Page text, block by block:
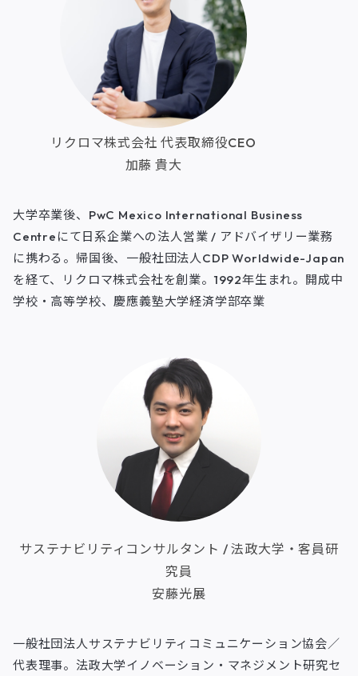
リクロマ株式会社 代表取締役CEO
加藤 貴大
大学卒業後、PwC Mexico International Business
Centreにて日系企業への法人営業 / アドバイザリー業務
に携わる。帰国後、一般社団法人CDP Worldwide-Japan
を経て、リクロマ株式会社を創業。1992年生まれ。開成中
学校・高等学校、慶應義塾大学経済学部卒業
サステナビリティコンサルタント / 法政大学・客員研
究員
安藤光展
一般社団法人サステナビリティコミュニケーション協会／
代表理事。法政大学イノベーション・マネジメント研究セ